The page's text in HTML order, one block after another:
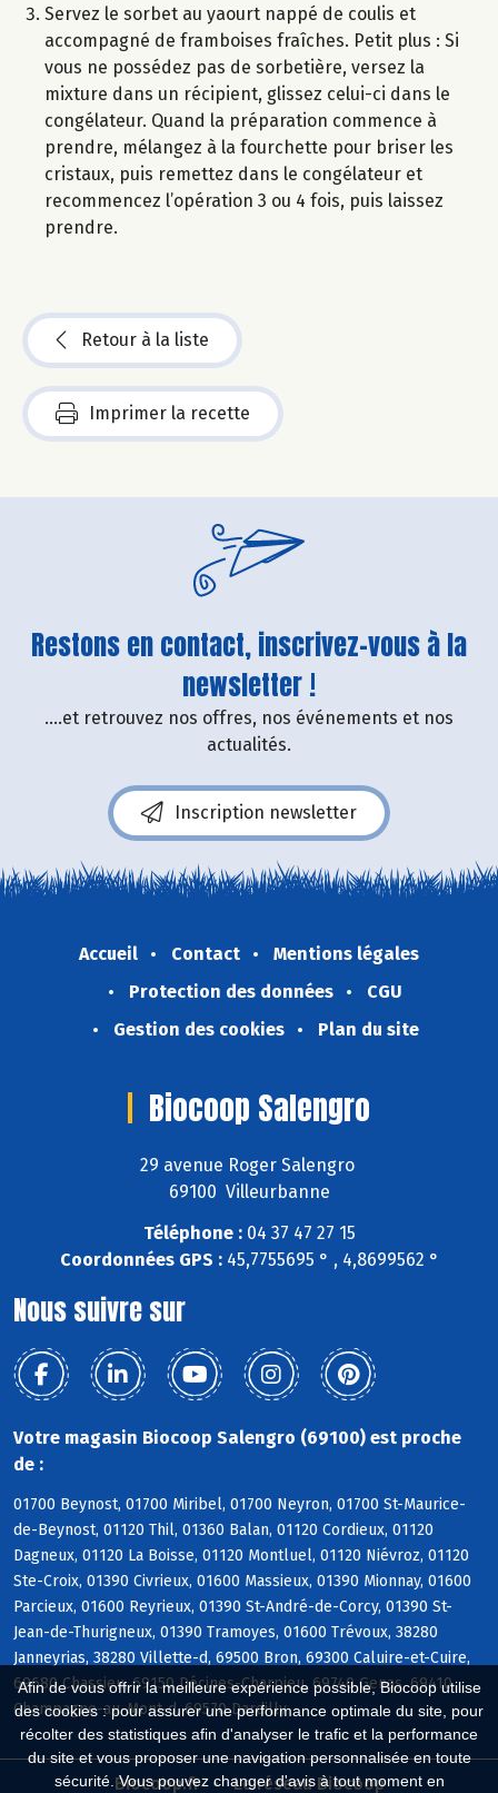
Afin de vous offrir la meilleure expérience possible, Biocoop utilise
des cookies : pour assurer une performance optimale du site, pour
récolter des statistiques afin d'analyser le trafic et la performance
du site et vous proposer une navigation personnalisée en toute
sécurité. Vous pouvez changer d'avis à tout moment en
Servez le sorbet au yaourt nappé de coulis et
accompagné de framboises fraîches. Petit plus : Si
vous ne possédez pas de sorbetière, versez la
mixture dans un récipient, glissez celui-ci dans le
congélateur. Quand la préparation commence à
prendre, mélangez à la fourchette pour briser les
cristaux, puis remettez dans le congélateur et
recommencez l’opération 3 ou 4 fois, puis laissez
prendre.
Retour à la liste
Imprimer la recette
Restons en contact, inscrivez-vous à la
newsletter !
....et retrouvez nos offres, nos événements et nos
actualités.
Inscription newsletter
Accueil Contact
Mentions légales
Protection des données
CGU
Gestion des cookies
Plan du site
Biocoop Salengro
29 avenue Roger Salengro
69100 Villeurbanne
Téléphone :04 37 47 27 15
Coordonnées GPS :45,7755695 ° , 4,8699562 °
Nous suivre sur
Votre magasin Biocoop Salengro (69100) est proche
de :
01700 Beynost, 01700 Miribel, 01700 Neyron, 01700 St-Maurice-
de-Beynost, 01120 Thil, 01360 Balan, 01120 Cordieux, 01120
Dagneux, 01120 La Boisse, 01120 Montluel, 01120 Niévroz, 01120
Ste-Croix, 01390 Civrieux, 01600 Massieux, 01390 Mionnay, 01600
Parcieux, 01600 Reyrieux, 01390 St-André-de-Corcy, 01390 St-
Jean-de-Thurigneux, 01390 Tramoyes, 01600 Trévoux, 38280
Janneyrias, 38280 Villette-d, 69500 Bron, 69300 Caluire-et-Cuire,
69680 Chassieu, 69150 Décines-Charpieu, 69740 Genas, 69410
Champagne-au-Mont-d, 69570 Dardilly
Biocoop.fr Le réseau Biocoop